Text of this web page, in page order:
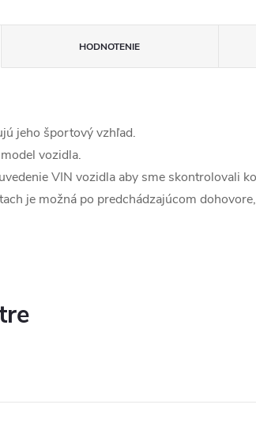
HODNOTENIE
jeho športový vzhľad.
vozidla.
VIN vozidla aby sme skontrolovali
je možná po predchádzajúcom